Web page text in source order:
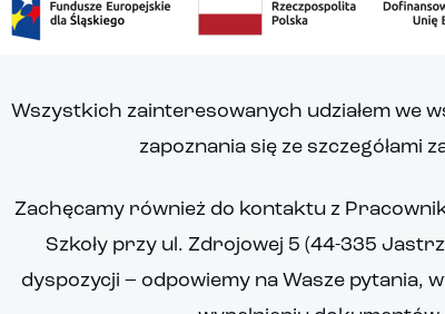
Wszystkich zainteresowanych udziałem we
zapoznania się ze szczegółami
Zachęcamy również do kontaktu z
Szkoły przy ul. Zdrojowej 5 (44-335
dyspozycji – odpowiemy na Wasze pytania,